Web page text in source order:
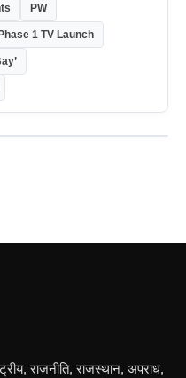
PW
1 TV Launch
राजनीति, राजस्थान, अपराध,